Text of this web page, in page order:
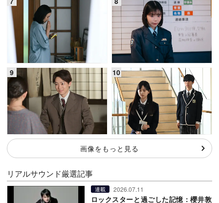
画像をもっと見る
リアルサウンド厳選記事
連載 2026.07.11
ロックスターと過ごした記憶：櫻井敦